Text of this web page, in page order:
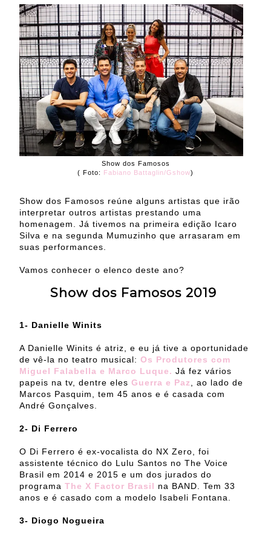
Show dos Famosos
( Foto:
Fabiano Battaglin/Gshow)
Show dos Famosos reúne alguns artistas que irão
interpretar outros artistas prestando uma
homenagem. Já tivemos na primeira edição Icaro
Silva e na segunda Mumuzinho que arrasaram em
suas performances.
Vamos conhecer o elenco deste ano?
Show dos Famosos 2019
1- Danielle Winits
A Danielle Winits é atriz, e eu já tive a oportunidade
de vê-la no teatro musical: Os Produtores com
Miguel Falabella e Marco Luque. Já fez vários
papeis na tv, dentre eles Guerra e Paz
, ao lado de
Marcos Pasquim, tem 45 anos e é casada com
André Gonçalves.
2- Di Ferrero
O Di Ferrero é ex-vocalista do NX Zero, foi
assistente técnico do Lulu Santos no The Voice
Brasil em 2014 e 2015 e um dos jurados do
programa The X Factor Brasil na BAND. Tem 33
anos e é casado com a modelo Isabeli Fontana.
3- Diogo Nogueira